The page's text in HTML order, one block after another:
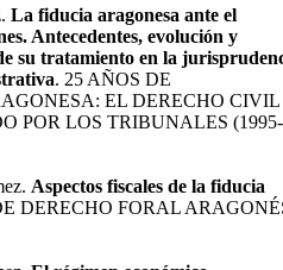
La fiducia aragonesa ante el
Antecedentes, evolución y
su tratamiento en la
. 25 AÑOS DE
EL DERECHO CIVIL
POR LOS TRIBUNALES (1995-
Aspectos fiscales de la fiducia
DERECHO FORAL